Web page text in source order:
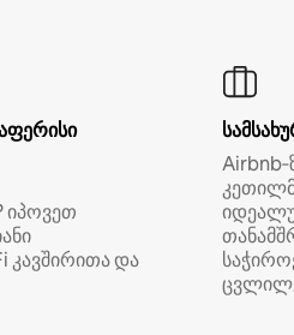
იპოვეთ
კავშირითა და